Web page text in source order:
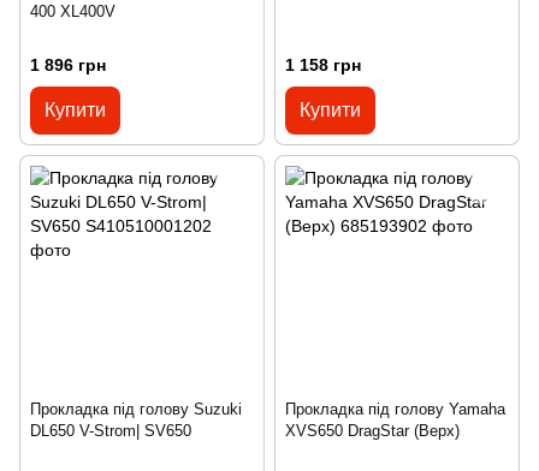
400 XL400V
1 896 грн
Купити
1 158 грн
Купити
Прокладка під голову Suzuki
DL650 V-Strom| SV650
Прокладка під голову Yamaha
XVS650 DragStar (Верх)